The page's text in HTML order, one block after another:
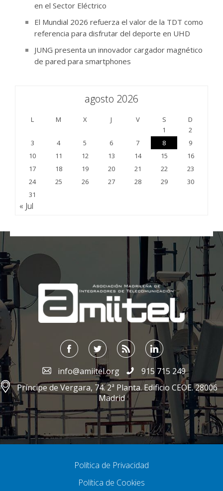
en el Sector Eléctrico
El Mundial 2026 refuerza el valor de la TDT como
referencia para disfrutar del deporte en UHD
JUNG presenta un innovador cargador magnético
de pared para smartphones
agosto 2026
L M X J V S
D
1
2
3
4 5 6 7 8
9
10
11 12 13 14 15
16
17
18 19 20 21 22
23
24
25 26 27 28 29
30
31
« Jul
;
info@amiitel.org
915 715 249
Príncipe de Vergara, 74. 2ª Planta. Edificio CEOE. 28006
Madrid
Política de Privacidad
Política de Cookies